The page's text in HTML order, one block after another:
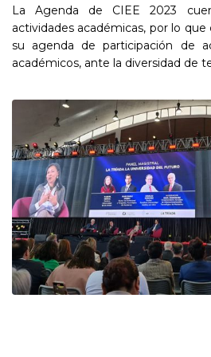
La Agenda de CIEE 2023
actividades académicas, por lo
su agenda de participación de
académicos, ante la diversidad de